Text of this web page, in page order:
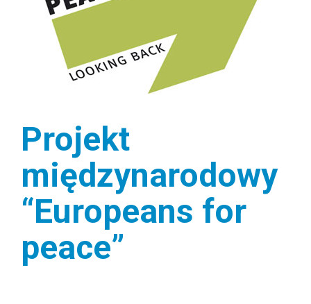
Projekt
międzynarodowy
“Europeans for
peace”